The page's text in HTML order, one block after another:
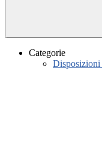
Categorie
Disposizioni